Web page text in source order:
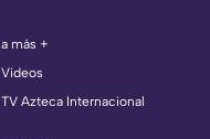
a más +
Videos
TV Azteca Internacional